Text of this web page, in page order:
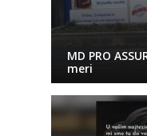
MD PRO
meri